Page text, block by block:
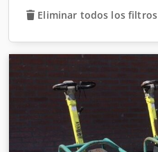
Eliminar todos los filtros